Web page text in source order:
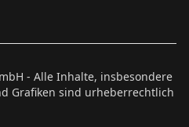
- Alle Inhalte, insbesondere
Grafiken sind urheberrechtlich